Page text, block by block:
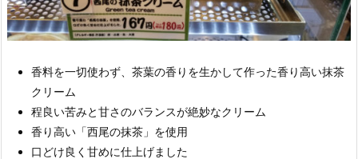
香料を一切使わず、茶葉の香りを生かして作った香り高い抹茶
クリーム
程良い苦みと甘さのバランスが絶妙なクリーム
香り高い「西尾の抹茶」を使用
口どけ良く甘めに仕上げました